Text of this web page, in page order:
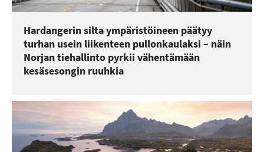
Hardangerin silta ympäristöineen päätyy
turhan usein liikenteen pullonkaulaksi – näin
Norjan tiehallinto pyrkii vähentämään
kesäsesongin ruuhkia